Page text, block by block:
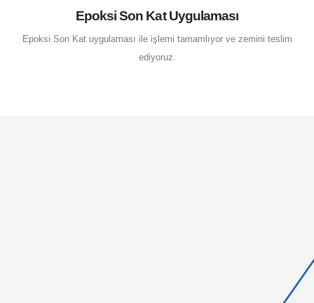
Epoksi Son Kat Uygulaması
Epoksi Son Kat uygulaması ile işlemi tamamlıyor ve zemini teslim
ediyoruz.